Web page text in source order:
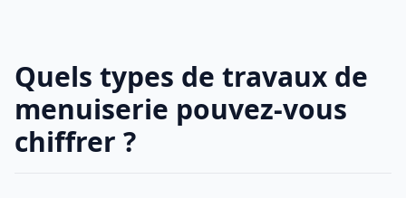
Quels types de travaux de
menuiserie pouvez-vous
chiffrer ?